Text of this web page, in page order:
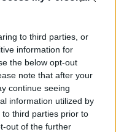
to third parties, or
information for
the below opt-out
note that after your
continue seeing
information utilized by
third parties prior to
out of the further
#VAJDA PIERRE
# ISKOLAKEZDÉS
CSAPAT
# ÁCS CSABA